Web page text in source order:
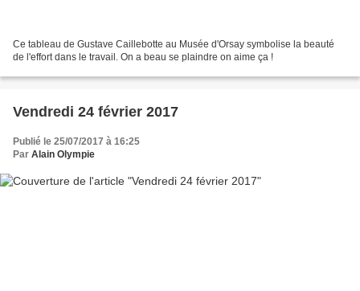
Ce tableau de Gustave Caillebotte au Musée d'Orsay symbolise la beauté
de l'effort dans le travail. On a beau se plaindre on aime ça !
Vendredi 24 février 2017
Publié le 25/07/2017 à 16:25
Par Alain Olympie